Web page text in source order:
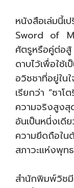
หนังสือเล่มนี้
Sword of
ศัตรูหรือคู่ต่อ
ดาบไว้เพื่อใ
อวิชชาที่อยู่ใ
เรียกว่า “ซา
ความจริงสูงสุ
อันเป็นหนึ่งเ
ความยึดถือใ
สภาวะแห่งพุท
สำนักพิมพ์วิชมี